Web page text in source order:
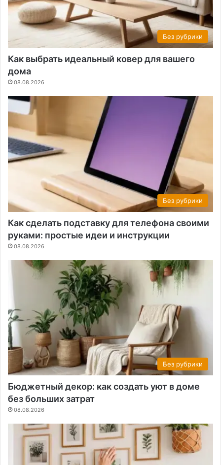
Без рубрики
Как выбрать идеальный ковер для вашего
дома
08.08.2026
Без рубрики
Как сделать подставку для телефона своими
руками: простые идеи и инструкции
08.08.2026
Без рубрики
Бюджетный декор: как создать уют в доме
без больших затрат
08.08.2026